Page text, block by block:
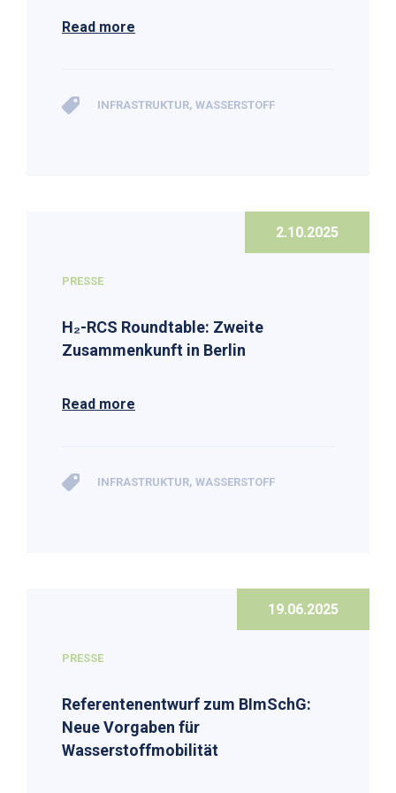
Read more
INFRASTRUKTUR, WASSERSTOFF
2.10.2025
PRESSE
H₂-RCS Roundtable: Zweite
Zusammenkunft in Berlin
Read more
INFRASTRUKTUR, WASSERSTOFF
19.06.2025
PRESSE
Referentenentwurf zum BImSchG:
Neue Vorgaben für
Wasserstoffmobilität